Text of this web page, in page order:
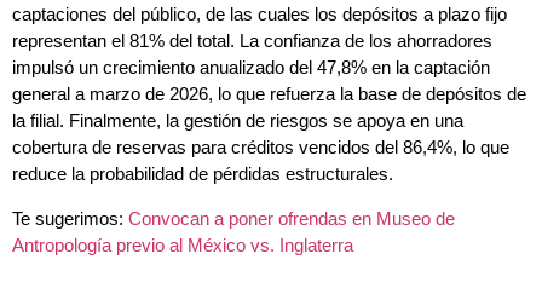
captaciones del público, de las cuales los depósitos a plazo fijo
representan el 81% del total. La confianza de los ahorradores
impulsó un crecimiento anualizado del 47,8% en la captación
general a marzo de 2026, lo que refuerza la base de depósitos de
la filial. Finalmente, la gestión de riesgos se apoya en una
cobertura de reservas para créditos vencidos del 86,4%, lo que
reduce la probabilidad de pérdidas estructurales.
Te sugerimos: Convocan a poner ofrendas en Museo de
Antropología previo al México vs. Inglaterra